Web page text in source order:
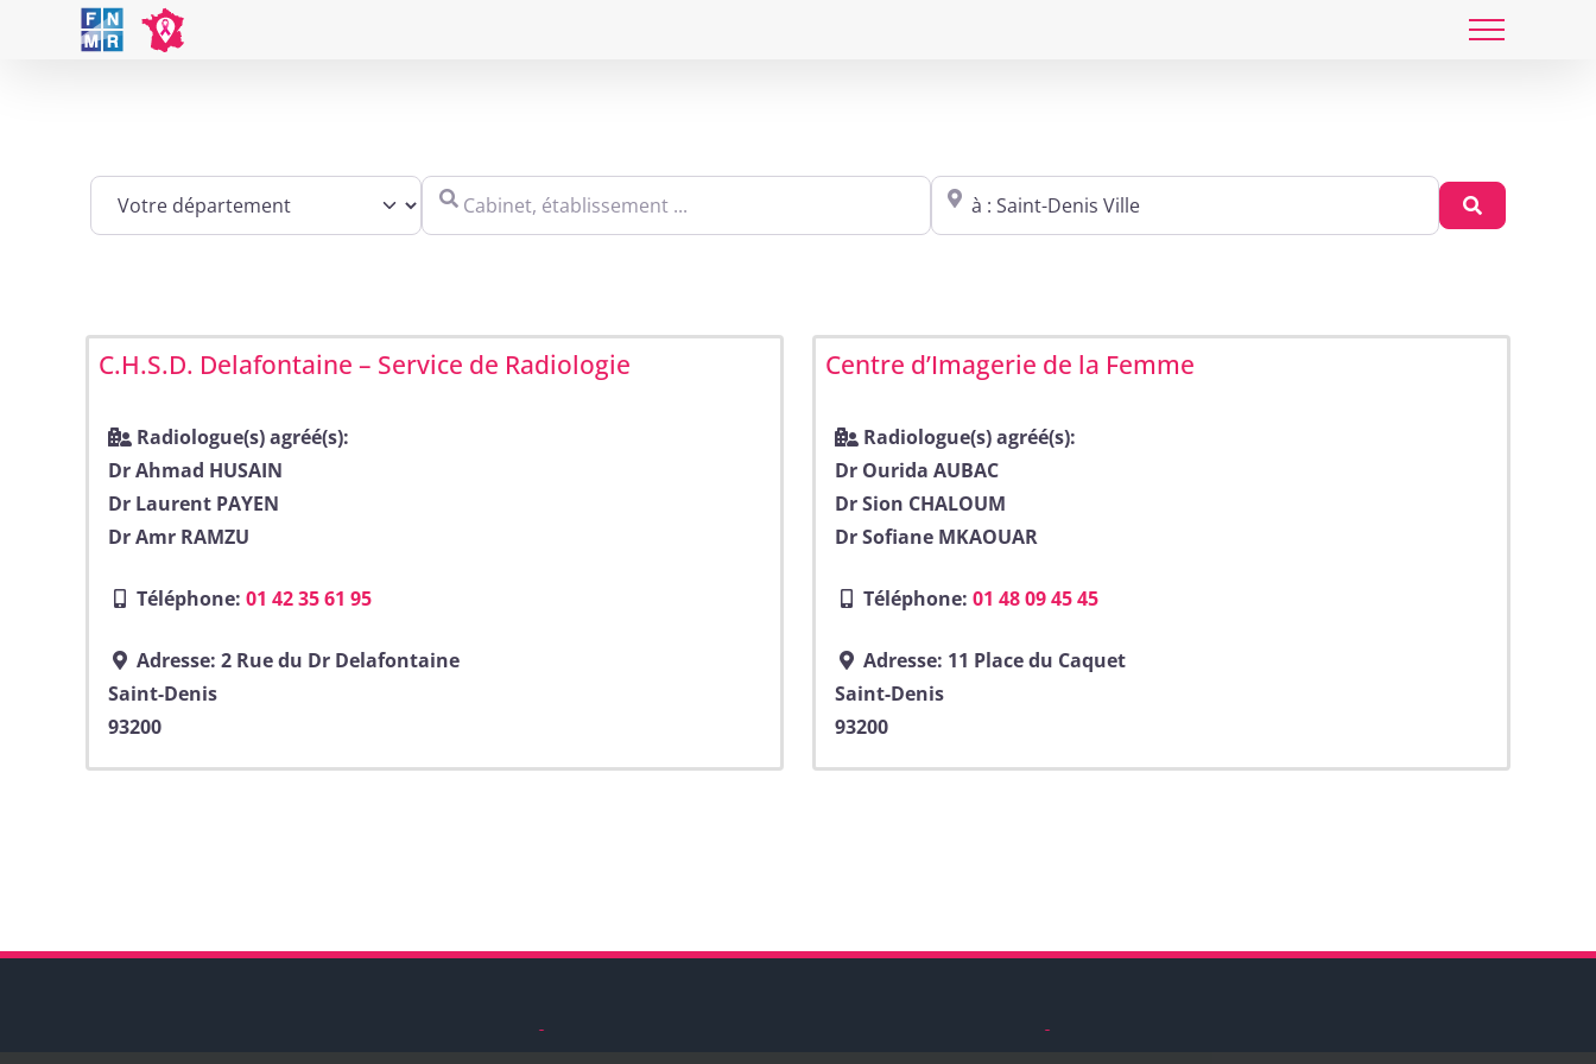
Cabinet, établissement ... Proche de : ville, cp, lieu ... Recherche
C.H.S.D. Delafontaine – Service de Radiologie
Radiologue(s) agréé(s):
Dr Ahmad HUSAIN
Dr Laurent PAYEN
Dr Amr RAMZU
Téléphone: 01 42 35 61 95
Adresse: 2 Rue du Dr Delafontaine
Saint-Denis
93200
Centre d’Imagerie de la Femme
Radiologue(s) agréé(s):
Dr Ourida AUBAC
Dr Sion CHALOUM
Dr Sofiane MKAOUAR
Téléphone: 01 48 09 45 45
Adresse: 11 Place du Caquet
Saint-Denis
93200